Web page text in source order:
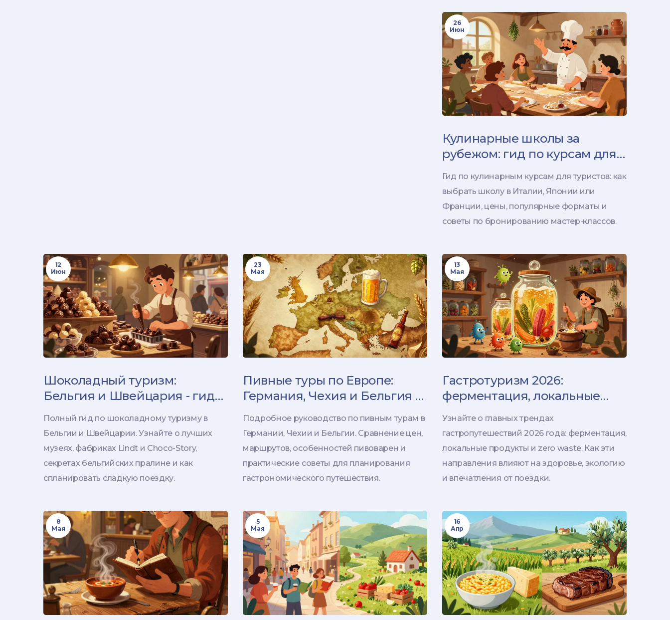
26
Июн
Кулинарные школы за
рубежом: гид по курсам для
туристов в Италии, Японии и
Франции
Гид по кулинарным курсам для туристов: как
выбрать школу в Италии, Японии или
Франции, цены, популярные форматы и
советы по бронированию мастер-классов.
12
Июн
Шоколадный туризм:
Бельгия и Швейцария - гид
по лучшим музеям,
фабрикам и дегустациям
Полный гид по шоколадному туризму в
Бельгии и Швейцарии. Узнайте о лучших
музеях, фабриках Lindt и Choco-Story,
секретах бельгийских пралине и как
спланировать сладкую поездку.
23
Мая
Пивные туры по Европе:
Германия, Чехия и Бельгия -
сравнение маршрутов, цен и
опыта
Подробное руководство по пивным турам в
Германии, Чехии и Бельгии. Сравнение цен,
маршрутов, особенностей пивоварен и
практические советы для планирования
гастрономического путешествия.
13
Мая
Гастротуризм 2026:
ферментация, локальные
продукты и zero waste
Узнайте о главных трендах
гастропутешествий 2026 года: ферментация,
локальные продукты и zero waste. Как эти
направления влияют на здоровье, экологию
и впечатления от поездки.
8
Мая
5
Мая
16
Апр